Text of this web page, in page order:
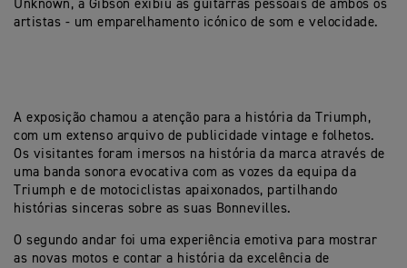
Unknown, a Gibson exibiu as guitarras pessoais de ambos os
artistas - um emparelhamento icónico de som e velocidade.
A exposição chamou a atenção para a história da Triumph,
com um extenso arquivo de publicidade vintage e folhetos.
Os visitantes foram imersos na história da marca através de
uma banda sonora evocativa com as vozes da equipa da
Triumph e de motociclistas apaixonados, partilhando
histórias sinceras sobre as suas Bonnevilles.
O segundo andar foi uma experiência emotiva para mostrar
as novas motos e contar a história da excelência de